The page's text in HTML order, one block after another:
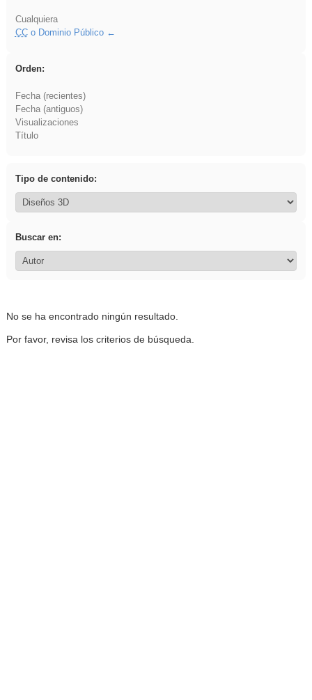
Cualquiera
CCo Dominio Público
Orden:
Fecha (recientes)
Fecha (antiguos)
Visualizaciones
Título
Tipo de contenido:
Buscar en:
No se ha encontrado ningún resultado.
Por favor, revisa los criterios de búsqueda.